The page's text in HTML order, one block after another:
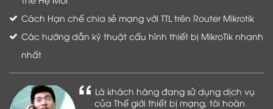
Cách Hạn chế chia sẻ mạng với TTL trên Router Mikrotik
Các hướng dẫn kỹ thuật cấu hình thiết bị MikroTik nhanh
nhất
Là khách hàng đang sử dụng dịch vụ
của Thế giới thiết bị mạng, tôi hoàn